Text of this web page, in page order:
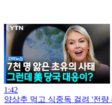
1:42
양상추 먹고 식중독 걸려 '전